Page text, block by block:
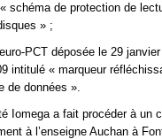
schéma de protection de
» ;
PCT déposée le 29
intitulé « marqueur
de données ».
Iomega a fait procéder à un
à l’enseigne Auchan à